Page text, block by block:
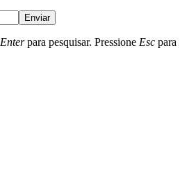
Enviar
Enterpara pesquisar. Pressione Esc para